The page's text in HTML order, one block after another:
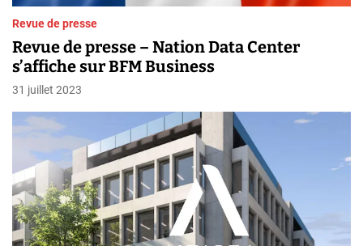
Revue de presse
Revue de presse – Nation Data Center
s’affiche sur BFM Business
31 juillet 2023